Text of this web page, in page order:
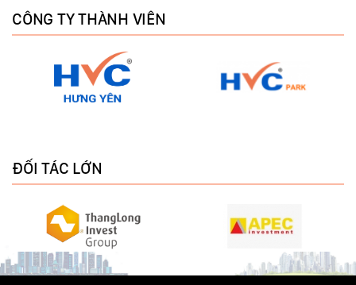
CÔNG TY THÀNH VIÊN
ĐỐI TÁC LỚN